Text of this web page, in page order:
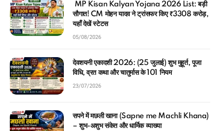
MP Kisan Kalyan Yojana 2026 List: बड़ी
सौगात! CM मोहन यादव ने ट्रांसफर किए ₹3308 करोड़,
यहाँ देखें स्टेटस
05/08/2026
देवशयनी एकादशी 2026: (25 जुलाई) शुभ मुहूर्त, पूजा
विधि, व्रत कथा और चातुर्मास के 101 नियम
23/07/2026
सपने में मछली खाना (Sapne me Machli Khana)
– शुभ-अशुभ संकेत और धार्मिक व्याख्या